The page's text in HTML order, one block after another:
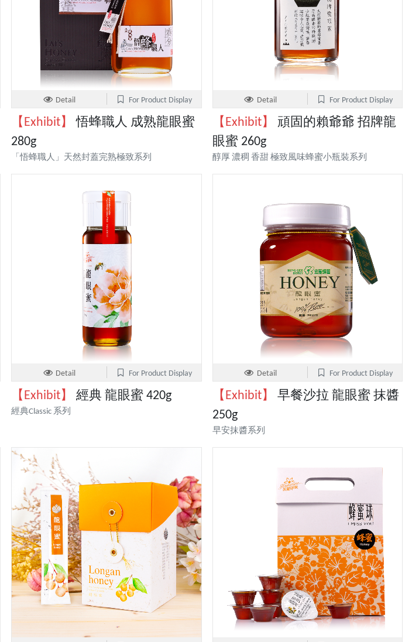
Detail For Product Display
【Exhibit】
悟蜂職人 成熟龍眼蜜
280g
「悟蜂職人」天然封蓋完熟極致系列
Detail For Product Display
【Exhibit】
頑固的賴爺爺 招牌龍
眼蜜 260g
醇厚 濃稠 香甜 極致風味蜂蜜小瓶裝系列
Detail For Product Display
【Exhibit】 經典 龍眼蜜 420g
經典Classic 系列
Detail For Product Display
【Exhibit】
早餐沙拉 龍眼蜜 抹醬
250g
早安抹醬系列